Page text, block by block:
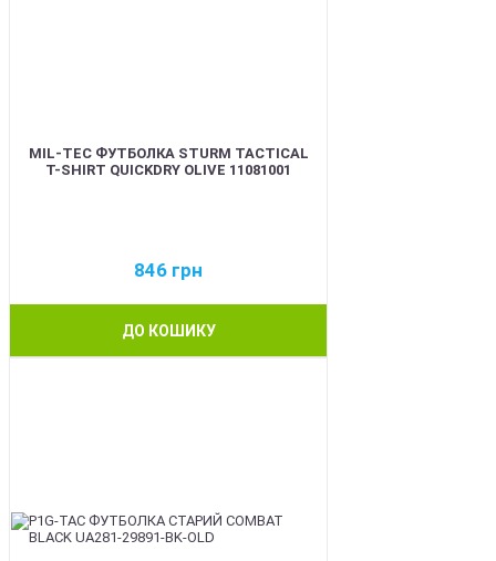
MIL-TEC ФУТБОЛКА STURM TACTICAL
T-SHIRT QUICKDRY OLIVE 11081001
846 грн
ДО КОШИКУ